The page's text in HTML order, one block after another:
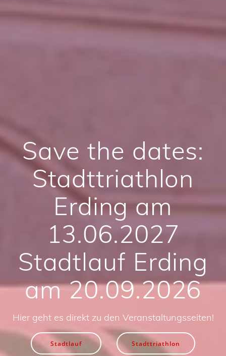
Save the dates:
Stadttriathlon
Erding am
13.06.2027
Stadtlauf Erding
am 20.09.2026
Hier geht es direkt zu den Veranstaltungsseiten!
Stadtlauf Stadttriathlon